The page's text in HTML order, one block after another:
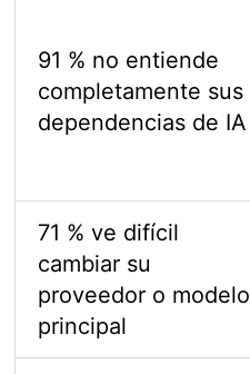
91 % no entiende
completamente sus
dependencias de IA
71 % ve difícil
cambiar su
proveedor o modelo
principal